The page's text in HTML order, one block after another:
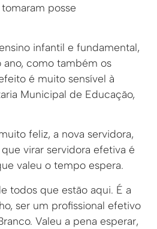
posse
infantil e fundamental,
como também os
é muito sensível à
Municipal de Educação,
feliz, a nova servidora,
virar servidora efetiva é
valeu o tempo espera.
todos que estão aqui. É a
ser um profissional efetivo
Valeu a pena esperar,